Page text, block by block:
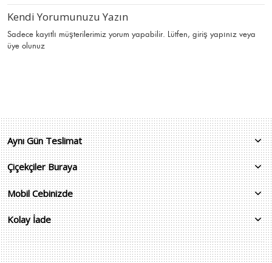
Kendi Yorumunuzu Yazın
Sadece kayıtlı müşterilerimiz yorum yapabilir. Lütfen, giriş yapınız veya
üye olunuz
Aynı Gün Teslimat
Çiçekçiler Buraya
Mobil Cebinizde
Kolay İade